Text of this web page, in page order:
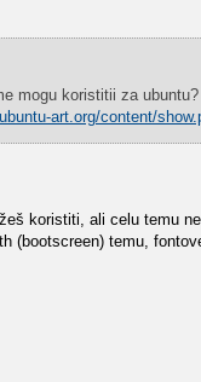
mogu koristitii za ubuntu?
art.org/content/
koristiti, ali celu temu
(bootscreen) temu,